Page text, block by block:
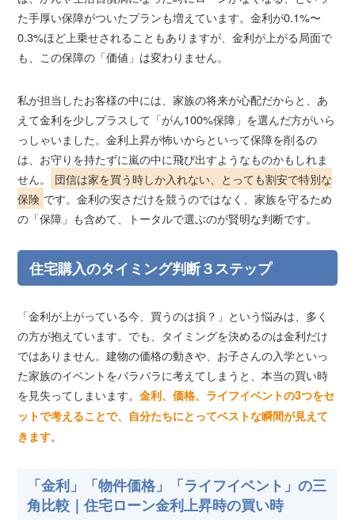
た手厚い保障がついたプランも増えています。金利が0.1%〜
0.3%ほど上乗せされることもありますが、金利が上がる局面で
も、この保障の「価値」は変わりません。
私が担当したお客様の中には、家族の将来が心配だからと、あ
えて金利を少しプラスして「がん100%保障」を選んだ方がいら
っしゃいました。金利上昇が怖いからといって保障を削るの
は、お守りを持たずに嵐の中に飛び出すようなものかもしれま
せん。
団信は家を買う時しか入れない、とっても割安で特別な
保険 です。金利の安さだけを競うのではなく、家族を守るため
の「保障」も含めて、トータルで選ぶのが賢明な判断です。
住宅購入のタイミング判断３ステップ
「金利が上がっている今、買うのは損？」という悩みは、多く
の方が抱えています。でも、タイミングを決めるのは金利だけ
ではありません。建物の価格の動きや、お子さんの入学といっ
た家族のイベントをバラバラに考えてしまうと、本当の買い時
を見失ってしまいます。金利、価格、ライフイベントの3つをセ
ットで考えることで、自分たちにとってベストな瞬間が見えて
きます。
「金利」「物件価格」「ライフイベント」の三
角比較｜住宅ローン金利上昇時の買い時